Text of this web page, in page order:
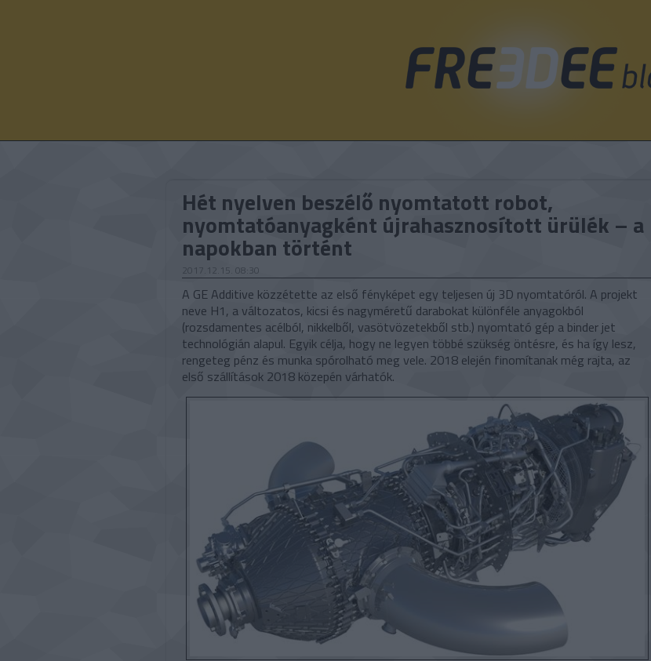
Hét nyelven beszélő nyomtatott robot,
nyomtatóanyagként újrahasznosított ürülék – a
napokban történt
2017.12.15. 08:30
A GE Additive közzétette az első fényképet egy teljesen új 3D nyomtatóról. A projekt
neve H1, a változatos, kicsi és nagyméretű darabokat különféle anyagokból
(rozsdamentes acélból, nikkelből, vasötvözetekből stb.) nyomtató gép a binder jet
technológián alapul. Egyik célja, hogy ne legyen többé szükség öntésre, és ha így lesz,
rengeteg pénz és munka spórolható meg vele. 2018 elején finomítanak még rajta, az
első szállítások 2018 közepén várhatók.